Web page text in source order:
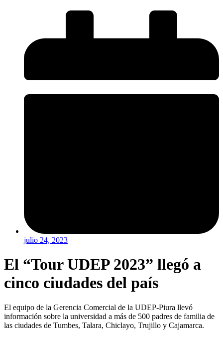
julio 24, 2023
El “Tour UDEP 2023” llegó a
cinco ciudades del país
El equipo de la Gerencia Comercial de la UDEP-Piura llevó
información sobre la universidad a más de 500 padres de familia de
las ciudades de Tumbes, Talara, Chiclayo, Trujillo y Cajamarca.